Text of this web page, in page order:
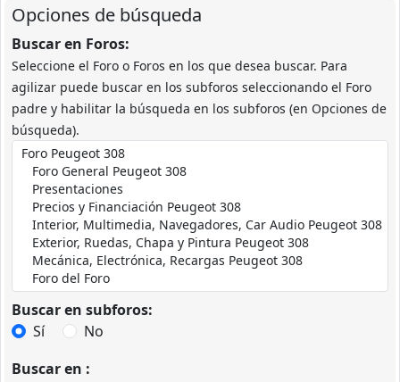
Opciones de búsqueda
Buscar en Foros:
Seleccione el Foro o Foros en los que desea buscar. Para
agilizar puede buscar en los subforos seleccionando el Foro
padre y habilitar la búsqueda en los subforos (en Opciones de
búsqueda).
Buscar en subforos:
Sí
No
Buscar en :